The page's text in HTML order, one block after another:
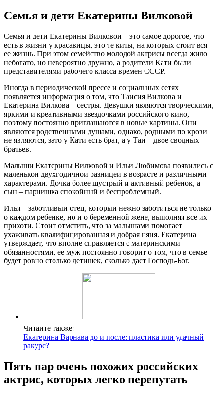
Семья и дети Екатерины Вилковой
Семья и дети Екатерины Вилковой – это самое дорогое, что
есть в жизни у красавицы, это те киты, на которых стоит вся
ее жизнь. При этом семейство молодой актрисы всегда жило
небогато, но невероятно дружно, а родители Кати были
представителями рабочего класса времен СССР.
Иногда в периодической прессе и социальных сетях
появляется информация о том, что Таисия Вилкова и
Екатерина Вилкова – сестры. Девушки являются творческими,
яркими и креативными звездочками российского кино,
поэтому постоянно приглашаются в новые картины. Они
являются родственными душами, однако, родными по крови
не являются, зато у Кати есть брат, а у Таи – двое сводных
братьев.
Малыши Екатерины Вилковой и Ильи Любимова появились с
маленькой двухгодичной разницей в возрасте и различными
характерами. Дочка более шустрый и активный ребенок, а
сын – парнишка спокойный и беспроблемный.
Илья – заботливый отец, который нежно заботиться не только
о каждом ребенке, но и о беременной жене, выполняя все их
прихоти. Стоит отметить, что за малышами помогает
ухаживать квалифицированная и добрая няня. Екатерина
утверждает, что вполне справляется с материнскими
обязанностями, ее муж постоянно говорит о том, что в семье
будет ровно столько детишек, сколько даст Господь-Бог.
Читайте также:
Екатерина Варнава до и после: пластика или удачный
ракурс?
Пять пар очень похожих российских
актрис, которых легко перепутать